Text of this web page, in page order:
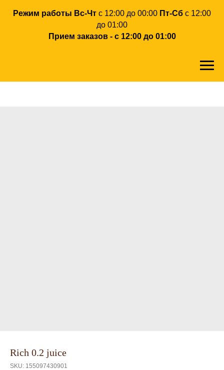
Режим работы Вс-Чт с 12:00 до 00:00 Пт-Сб с 12:00
до 01:00
Прием заказов - с 12:00 до 01:00
Rich 0.2 juice
SKU: 155097430901